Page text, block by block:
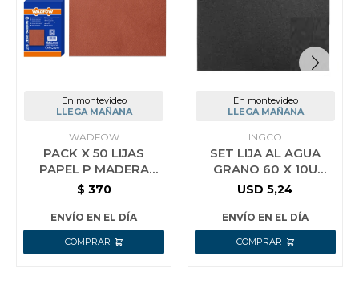
En montevideo
LLEGA MAÑANA
WADFOW
PACK X 50 LIJAS
PAPEL P MADERA
GRANO 240
$ 370
ENVÍO EN EL DÍA
En montevideo
LLEGA MAÑANA
INGCO
SET LIJA AL AGUA
GRANO 60 X 10U
INGCO AKHS11060
USD 5,24
ENVÍO EN EL DÍA